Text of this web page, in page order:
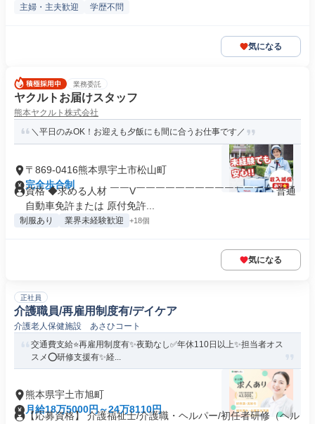
主婦・主夫歓迎 学歴不問
気になる
業務委託
ヤクルトお届けスタッフ
熊本ヤクルト株式会社
＼平日のみOK！お迎えも夕飯にも間に合うお仕事です／
〒869-0416熊本県宇土市松山町
完全歩合制
資格 ◆求める人材 ￣￣V￣￣￣￣￣￣￣￣￣￣￣￣￣￣ 普通
自動車免許または 原付免許...
制服あり 業界未経験歓迎 +18個
気になる
正社員
介護職員/再雇用制度有/デイケア
介護老人保健施設 あさひコート
交通費支給⭐️再雇用制度有✨夜勤なし✅️年休110日以上✨担当者オス
スメ⭕️研修支援有✨経...
熊本県宇土市旭町
月給18万5000円～24万8110円
【応募資格】 介護福祉士/介護職・ヘルパー/初任者研修（ヘル